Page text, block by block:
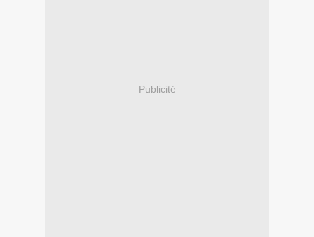
Publicité